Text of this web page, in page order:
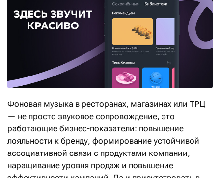
Фоновая музыка в ресторанах, магазинах или ТРЦ
— не просто звуковое сопровождение, это
работающие бизнес-показатели: повышение
лояльности к бренду, формирование устойчивой
ассоциативной связи с продуктами компании,
наращивание уровня продаж и повышение